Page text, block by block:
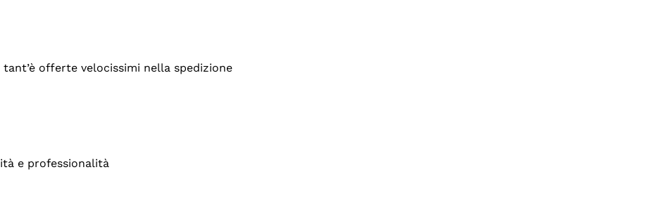
offerte velocissimi nella spedizione
e professionalità